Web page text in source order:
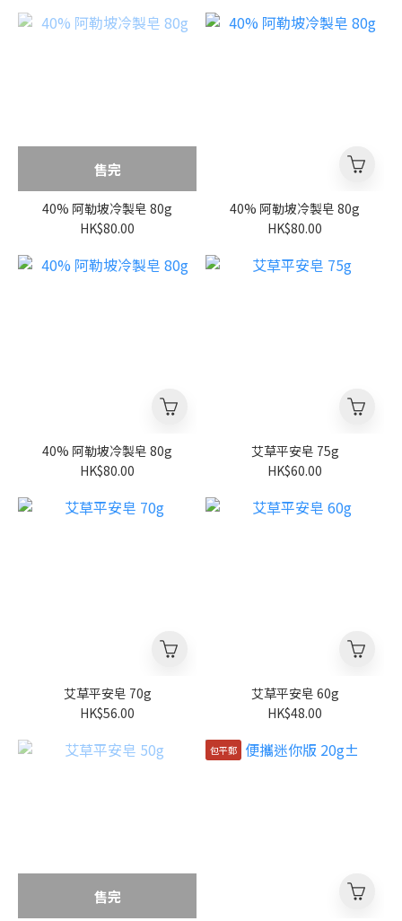
售完
40% 阿勒坡冷製皂 80g
HK$80.00
40% 阿勒坡冷製皂 80g
HK$80.00
40% 阿勒坡冷製皂 80g
HK$80.00
艾草平安皂 75g
HK$60.00
艾草平安皂 70g
HK$56.00
艾草平安皂 60g
HK$48.00
售完
包平郵